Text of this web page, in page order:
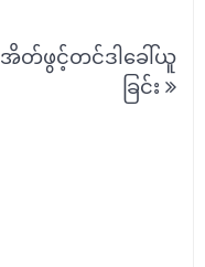
အိတ်ဖွင့်တင်ဒါခေါ်ယူ
ခြင်း